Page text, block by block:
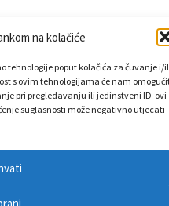
na kolačiće
tehnologije poput kolačića za čuvanje i/
s ovim tehnologijama će nam
pri pregledavanju ili jedinstveni ID-ovi
suglasnosti može negativno utjecati